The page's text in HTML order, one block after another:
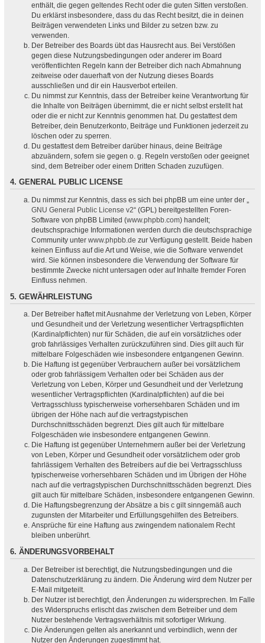
enthält, die gegen geltendes Recht oder die guten Sitten verstoßen.
Du erklärst insbesondere, dass du das Recht besitzt, die in deinen
Beiträgen verwendeten Links und Bilder zu setzen bzw. zu
verwenden.
Der Betreiber des Boards übt das Hausrecht aus. Bei Verstößen
gegen diese Nutzungsbedingungen oder anderer im Board
veröffentlichten Regeln kann der Betreiber dich nach Abmahnung
zeitweise oder dauerhaft von der Nutzung dieses Boards
ausschließen und dir ein Hausverbot erteilen.
Du nimmst zur Kenntnis, dass der Betreiber keine Verantwortung für
die Inhalte von Beiträgen übernimmt, die er nicht selbst erstellt hat
oder die er nicht zur Kenntnis genommen hat. Du gestattest dem
Betreiber, dein Benutzerkonto, Beiträge und Funktionen jederzeit zu
löschen oder zu sperren.
Du gestattest dem Betreiber darüber hinaus, deine Beiträge
abzuändern, sofern sie gegen o. g. Regeln verstoßen oder geeignet
sind, dem Betreiber oder einem Dritten Schaden zuzufügen.
4. GENERAL PUBLIC LICENSE
Du nimmst zur Kenntnis, dass es sich bei phpBB um eine unter der „
GNU General Public License v2“ (GPL) bereitgestellten Foren-
Software von phpBB Limited (www.phpbb.com) handelt;
deutschsprachige Informationen werden durch die deutschsprachige
Community unter www.phpbb.de zur Verfügung gestellt. Beide haben
keinen Einfluss auf die Art und Weise, wie die Software verwendet
wird. Sie können insbesondere die Verwendung der Software für
bestimmte Zwecke nicht untersagen oder auf Inhalte fremder Foren
Einfluss nehmen.
5. GEWÄHRLEISTUNG
Der Betreiber haftet mit Ausnahme der Verletzung von Leben, Körper
und Gesundheit und der Verletzung wesentlicher Vertragspflichten
(Kardinalpflichten) nur für Schäden, die auf ein vorsätzliches oder
grob fahrlässiges Verhalten zurückzuführen sind. Dies gilt auch für
mittelbare Folgeschäden wie insbesondere entgangenen Gewinn.
Die Haftung ist gegenüber Verbrauchern außer bei vorsätzlichem
oder grob fahrlässigem Verhalten oder bei Schäden aus der
Verletzung von Leben, Körper und Gesundheit und der Verletzung
wesentlicher Vertragspflichten (Kardinalpflichten) auf die bei
Vertragsschluss typischerweise vorhersehbaren Schäden und im
übrigen der Höhe nach auf die vertragstypischen
Durchschnittsschäden begrenzt. Dies gilt auch für mittelbare
Folgeschäden wie insbesondere entgangenen Gewinn.
Die Haftung ist gegenüber Unternehmern außer bei der Verletzung
von Leben, Körper und Gesundheit oder vorsätzlichem oder grob
fahrlässigem Verhalten des Betreibers auf die bei Vertragsschluss
typischerweise vorhersehbaren Schäden und im Übrigen der Höhe
nach auf die vertragstypischen Durchschnittsschäden begrenzt. Dies
gilt auch für mittelbare Schäden, insbesondere entgangenen Gewinn.
Die Haftungsbegrenzung der Absätze a bis c gilt sinngemäß auch
zugunsten der Mitarbeiter und Erfüllungsgehilfen des Betreibers.
Ansprüche für eine Haftung aus zwingendem nationalem Recht
bleiben unberührt.
6. ÄNDERUNGSVORBEHALT
Der Betreiber ist berechtigt, die Nutzungsbedingungen und die
Datenschutzerklärung zu ändern. Die Änderung wird dem Nutzer per
E-Mail mitgeteilt.
Der Nutzer ist berechtigt, den Änderungen zu widersprechen. Im Falle
des Widerspruchs erlischt das zwischen dem Betreiber und dem
Nutzer bestehende Vertragsverhältnis mit sofortiger Wirkung.
Die Änderungen gelten als anerkannt und verbindlich, wenn der
Nutzer den Änderungen zugestimmt hat.